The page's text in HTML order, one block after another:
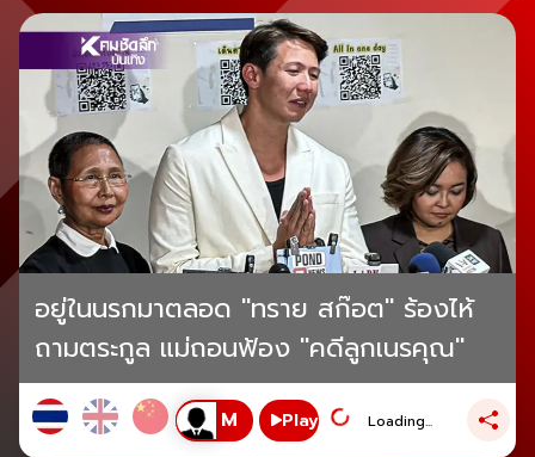
อยู่ในนรกมาตลอด "ทราย สก๊อต" ร้องไห้
ถามตระกูล แม่ถอนฟ้อง "คดีลูกเนรคุณ"
Play Loading...